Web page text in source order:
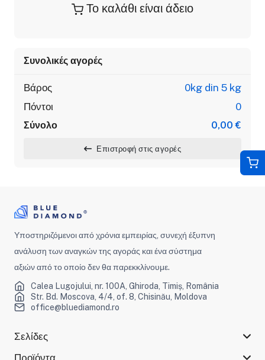
Το καλάθι είναι άδειο
Συνολικές αγορές
Βάρος
0kg din 5 kg
Πόντοι
0
Σύνολο
0,00 €
Επιστροφή στις αγορές
Υποστηριζόμενοι από χρόνια εμπειρίας, συνεχή έξυπνη
ανάλυση των αναγκών της αγοράς και ένα σύστημα
αξιών από το οποίο δεν θα παρεκκλίνουμε.
Calea Lugojului, nr. 100A, Ghiroda, Timiș, România
Str. Bd. Moscova, 4/4, of. 8, Chisinău, Moldova
office@bluediamond.ro
Σελίδες
Προϊόντα